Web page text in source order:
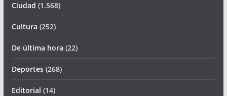
Ciudad (1.568)
Cultura (252)
De última hora (22)
Deportes(268)
Editorial (14)